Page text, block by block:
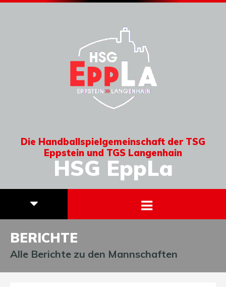
Die Handballspielgemeinschaft der TSG
Eppstein und TGS Langenhain
HSG EppLa
BERICHTE
Alle Berichte zu den Mannschaften